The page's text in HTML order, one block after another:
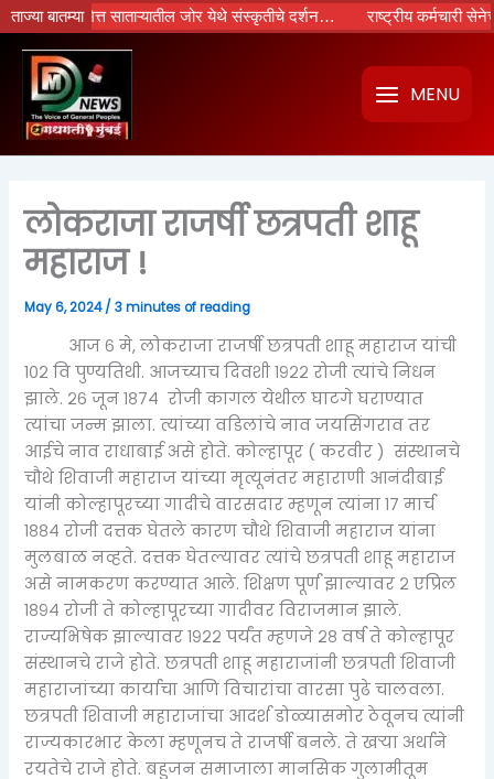
ताज्या बातम्यासाताऱ्यातील जोर येथे संस्कृतीचे दर्शन… राष्ट्रीय कर्मचारी सेनेच्या
Skip
to
content
MENU
लोकराजा राजर्षी छत्रपती शाहू
महाराज !
May 6, 2024/3 minutes of reading
आज ६ मे, लोकराजा राजर्षी छत्रपती शाहू महाराज यांची
१०२ वि पुण्यतिथी. आजच्याच दिवशी १९२२ रोजी त्यांचे निधन
झाले. २६ जून १८७४ रोजी कागल येथील घाटगे घराण्यात
त्यांचा जन्म झाला. त्यांच्या वडिलांचे नाव जयसिंगराव तर
आईचे नाव राधाबाई असे होते. कोल्हापूर ( करवीर ) संस्थानचे
चौथे शिवाजी महाराज यांच्या मृत्यूनंतर महाराणी आनंदीबाई
यांनी कोल्हापूरच्या गादीचे वारसदार म्हणून त्यांना १७ मार्च
१८८४ रोजी दत्तक घेतले कारण चौथे शिवाजी महाराज यांना
मुलबाळ नव्हते. दत्तक घेतल्यावर त्यांचे छत्रपती शाहू महाराज
असे नामकरण करण्यात आले. शिक्षण पूर्ण झाल्यावर २ एप्रिल
१८९४ रोजी ते कोल्हापूरच्या गादीवर विराजमान झाले.
राज्यभिषेक झाल्यावर १९२२ पर्यंत म्हणजे २८ वर्ष ते कोल्हापूर
संस्थानचे राजे होते. छत्रपती शाहू महाराजांनी छत्रपती शिवाजी
महाराजांच्या कार्याचा आणि विचारांचा वारसा पुढे चालवला.
छत्रपती शिवाजी महाराजांचा आदर्श डोळ्यासमोर ठेवूनच त्यांनी
राज्यकारभार केला म्हणूनच ते राजर्षी बनले. ते खऱ्या अर्थाने
रयतेचे राजे होते. बहुजन समाजाला मानसिक गुलामीतूम